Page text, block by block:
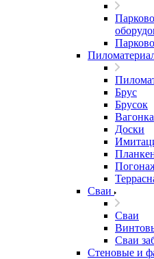
Брус
Брусок
Вагонка
Доски
Сваи
Сваи
Сваи
Стеновые и